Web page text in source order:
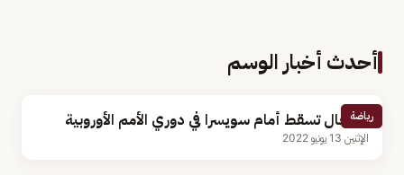
أحدث أخبار الوسم
رياضة
البرتغال تسقط أمام سويسرا في دوري الأمم الأوروبية
الإثنين 13 يونيو 2022